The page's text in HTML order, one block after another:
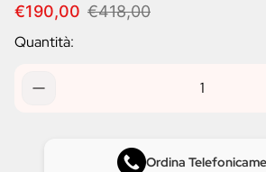
P
e
€190,00 P
€418,00
Quantità:
Ordina